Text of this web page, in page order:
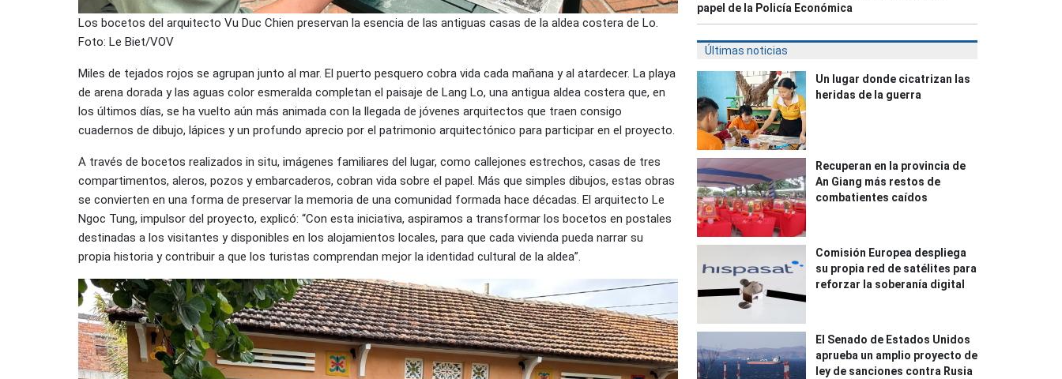
Los bocetos del arquitecto Vu Duc Chien preservan la esencia de las antiguas casas de la aldea costera de Lo.
Foto: Le Biet/VOV
Miles de tejados rojos se agrupan junto al mar. El puerto pesquero cobra vida cada mañana y al atardecer. La playa
de arena dorada y las aguas color esmeralda completan el paisaje de Lang Lo, una antigua aldea costera que, en
los últimos días, se ha vuelto aún más animada con la llegada de jóvenes arquitectos que traen consigo
cuadernos de dibujo, lápices y un profundo aprecio por el patrimonio arquitectónico para participar en el proyecto.
A través de bocetos realizados in situ, imágenes familiares del lugar, como callejones estrechos, casas de tres
compartimentos, aleros, pozos y embarcaderos, cobran vida sobre el papel. Más que simples dibujos, estas obras
se convierten en una forma de preservar la memoria de una comunidad formada hace décadas. El arquitecto Le
Ngoc Tung, impulsor del proyecto, explicó: “Con esta iniciativa, aspiramos a transformar los bocetos en postales
destinadas a los visitantes y disponibles en los alojamientos locales, para que cada vivienda pueda narrar su
propia historia y contribuir a que los turistas comprendan mejor la identidad cultural de la aldea”.
papel de la Policía Económica
Últimas noticias
Un lugar donde cicatrizan las
heridas de la guerra
Recuperan en la provincia de
An Giang más restos de
combatientes caídos
Comisión Europea despliega
su propia red de satélites para
reforzar la soberanía digital
El Senado de Estados Unidos
aprueba un amplio proyecto de
ley de sanciones contra Rusia